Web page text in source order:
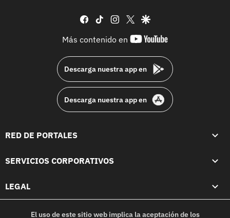
facebook
tiktok instagram
twittergoogle
Más contenido en
youtube-
Descarga nuestra app en
Descarga nuestra app en
RED DE PORTALES
SERVICIOS CORPORATIVOS
LEGAL
El uso de este sitio web implica la aceptación de los